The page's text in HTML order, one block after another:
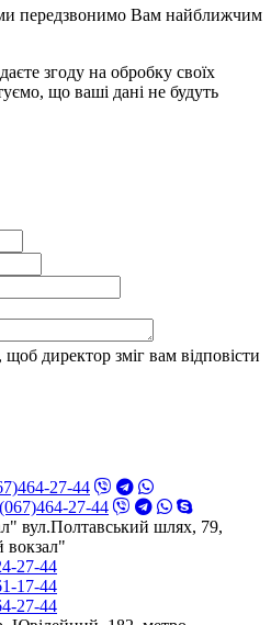
передзвонимо Вам найближчим
згоду на обробку своїх
що ваші дані не будуть
щоб директор зміг вам відповісти
27-44
27-44
вул.Полтавський шлях, 79,
вокзал"
27-44
17-44
27-44